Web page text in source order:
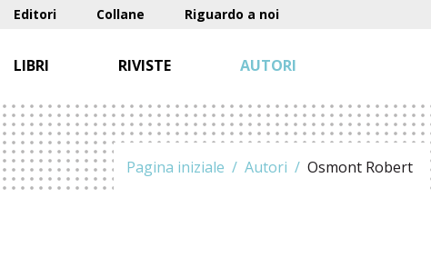
Editori Collane Riguardo a noi
LIBRI RIVISTE AUTORI
Pagina iniziale Autori Osmont Robert